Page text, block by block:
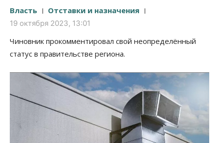
Власть Отставки и назначения
19 октября 2023, 13:01
Чиновник прокомментировал свой неопределённый
статус в правительстве региона.